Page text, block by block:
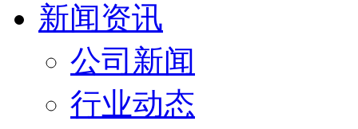
新闻资讯
公司新闻
行业动态